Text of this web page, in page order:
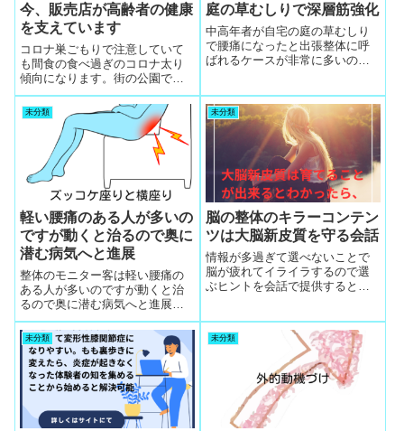
今、販売店が高齢者の健康
を支えています
コロナ巣ごもりで注意していて
も間食の食べ過ぎのコロナ太り
傾向になります。街の公園で朝
はラジオ体操の風景がありまし
たが、今はどこも消えています
ので販売店が代行しています。
ラジオ体操は侮れない効果を皆
さんが体感しますので、材料置
き場が定例会場で毎日早朝に集
まります。皆さんの顔色の血色
はよいのですが、ダイエットが
不可欠です。
庭の草むしりで深層筋強化
中高年者が自宅の庭の草むしり
で腰痛になったと出張整体に呼
ばれるケースが非常に多いの
健康法を開拓しました。
未分類
軽い腰痛のある人が多いの
ですが動くと治るので奥に
潜む病気へと進展
整体のモニター客は軽い腰痛の
ある人が多いのですが動くと治
るので奥に潜む病気へと進展す
ることがわからないので軽い腰
痛は怖い病気の噴火になること
を健康パートナーの整体師がモ
ニター客と突き止めることが家
庭の幸福の源泉の井戸を各家庭
で掘っていきます
未分類
脳の整体のキラーコンテン
ツは大脳新皮質を守る会話
情報が多過ぎて選べないことで
脳が疲れてイライラするので選
ぶヒントを会話で提供すると海
ッキリして笑顔になる
未分類 未分類